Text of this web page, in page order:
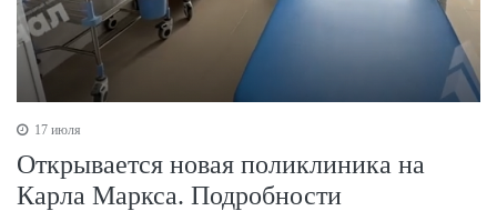
17 июля
Открывается новая поликлиника на
Карла Маркса. Подробности